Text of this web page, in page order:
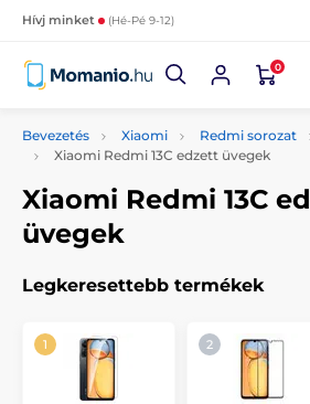
Hívj minket (Hé-Pé 9-12)
0
Bevezetés Xiaomi Redmi sorozat
Xiaomi Redmi 13C edzett üvegek
Xiaomi Redmi 13C
üvegek
Legkeresettebb termékek